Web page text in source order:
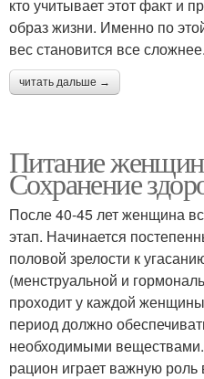
кто учитывает этот факт и
образ жизни. Именно по
вес становится все сложнее.
читать дальше →
Питание
Сохранение
После 40-45 лет женщина
этап. Начинается
половой зрелости к
(менструальной и
проходит у каждой
период должно
необходимыми
рацион играет важную